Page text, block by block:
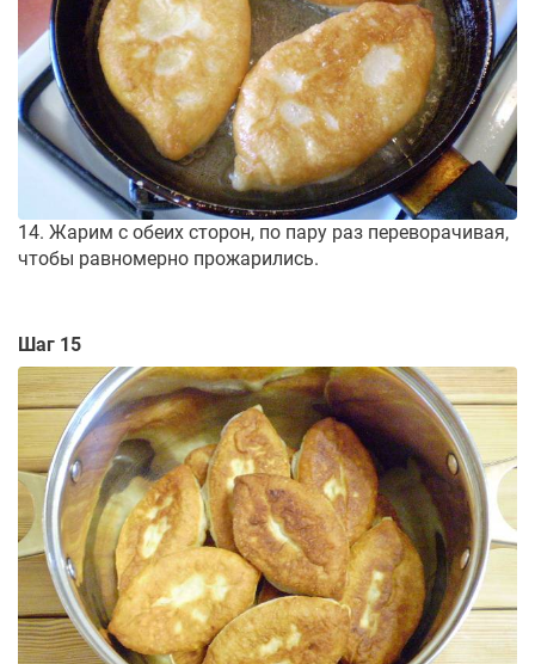
14. Жарим с обеих сторон, по пару раз переворачивая,
чтобы равномерно прожарились.
Шаг 15